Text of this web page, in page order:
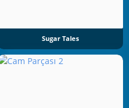
Sugar Tales